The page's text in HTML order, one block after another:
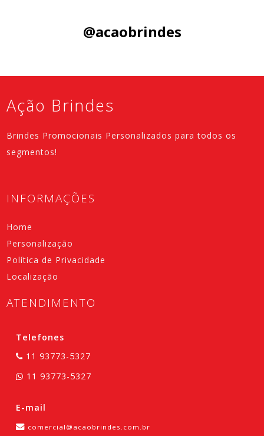
@acaobrindes
Ação Brindes
Brindes Promocionais Personalizados para todos os
segmentos!
INFORMAÇÕES
Home
Personalização
Política de Privacidade
Localização
ATENDIMENTO
Telefones
11 93773-5327
11 93773-5327
E-mail
comercial@acaobrindes.com.br